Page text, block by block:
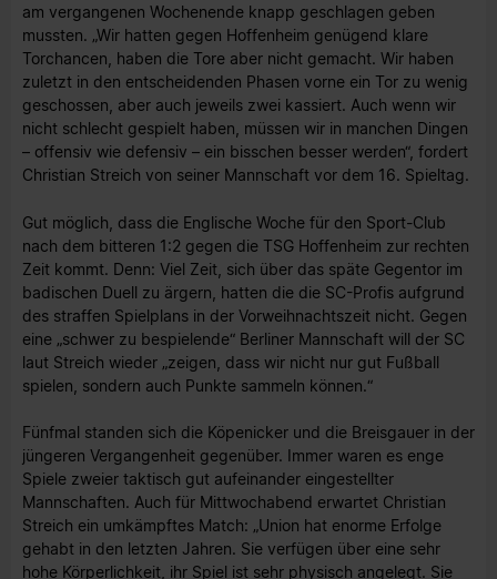
am vergangenen Wochenende knapp geschlagen geben
mussten. „Wir hatten gegen Hoffenheim genügend klare
Torchancen, haben die Tore aber nicht gemacht. Wir haben
zuletzt in den entscheidenden Phasen vorne ein Tor zu wenig
geschossen, aber auch jeweils zwei kassiert. Auch wenn wir
nicht schlecht gespielt haben, müssen wir in manchen Dingen
– offensiv wie defensiv – ein bisschen besser werden“, fordert
Christian Streich von seiner Mannschaft vor dem 16. Spieltag.
Gut möglich, dass die Englische Woche für den Sport-Club
nach dem bitteren 1:2 gegen die TSG Hoffenheim zur rechten
Zeit kommt. Denn: Viel Zeit, sich über das späte Gegentor im
badischen Duell zu ärgern, hatten die die SC-Profis aufgrund
des straffen Spielplans in der Vorweihnachtszeit nicht. Gegen
eine „schwer zu bespielende“ Berliner Mannschaft will der SC
laut Streich wieder „zeigen, dass wir nicht nur gut Fußball
spielen, sondern auch Punkte sammeln können.“
Fünfmal standen sich die Köpenicker und die Breisgauer in der
jüngeren Vergangenheit gegenüber. Immer waren es enge
Spiele zweier taktisch gut aufeinander eingestellter
Mannschaften. Auch für Mittwochabend erwartet Christian
Streich ein umkämpftes Match: „Union hat enorme Erfolge
gehabt in den letzten Jahren. Sie verfügen über eine sehr
hohe Körperlichkeit, ihr Spiel ist sehr physisch angelegt. Sie